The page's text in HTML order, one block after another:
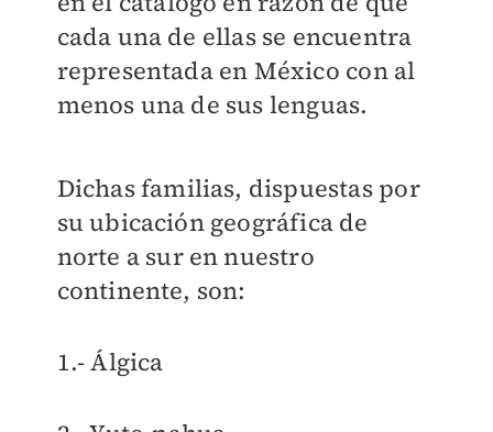
cada una de ellas se encuentra
representada en México con al
menos una de sus lenguas.
Dichas familias, dispuestas por
su ubicación geográfica de
norte a sur en nuestro
continente, son:
1.- Álgica